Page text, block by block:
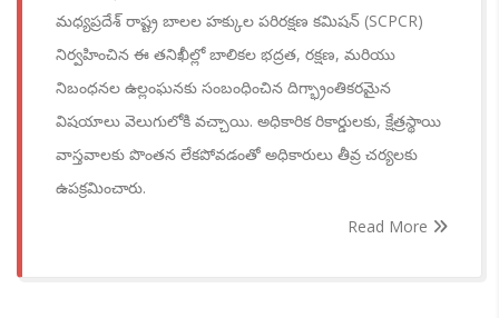
మధ్యప్రదేశ్ రాష్ట్ర బాలల హక్కుల పరిరక్షణ కమిషన్ (SCPCR)
నిర్వహించిన ఈ తనిఖీల్లో బాలికల భద్రత, రక్షణ, మరియు
నిబంధనల ఉల్లంఘనకు సంబంధించిన దిగ్భ్రాంతికరమైన
విషయాలు వెలుగులోకి వచ్చాయి. అధికారిక రికార్డులకు, క్షేత్రస్థాయి
వాస్తవాలకు పొంతన లేకపోవడంతో అధికారులు తీవ్ర చర్యలకు
ఉపక్రమించారు.
Read More